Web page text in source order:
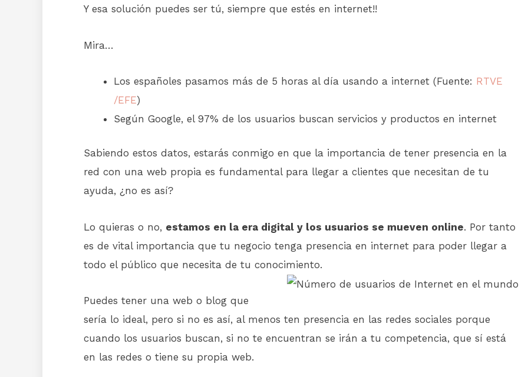
Y esa solución puedes ser tú, siempre que estés en internet!!
Mira…
Los españoles pasamos más de 5 horas al día usando a internet (Fuente: RTVE
/EFE)
Según Google, el 97% de los usuarios buscan servicios y productos en internet
Sabiendo estos datos, estarás conmigo en que la importancia de tener presencia en la
red con una web propia es fundamental para llegar a clientes que necesitan de tu
ayuda, ¿no es así?
Lo quieras o no, estamos en la era digital y los usuarios se mueven online. Por tanto
es de vital importancia que tu negocio tenga presencia en internet para poder llegar a
todo el público que necesita de tu conocimiento.
Puedes tener una web o blog que
sería lo ideal, pero si no es así, al menos ten presencia en las redes sociales porque
cuando los usuarios buscan, si no te encuentran se irán a tu competencia, que sí está
en las redes o tiene su propia web.